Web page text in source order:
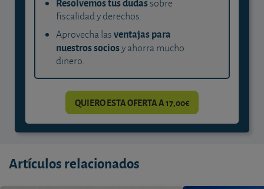
sobre
fiscalidad y derechos.
Aprovecha lasventajas para
nuestros sociosy ahorra mucho
dinero.
QUIERO ESTA OFERTA A 17,00€
Artículos relacionados